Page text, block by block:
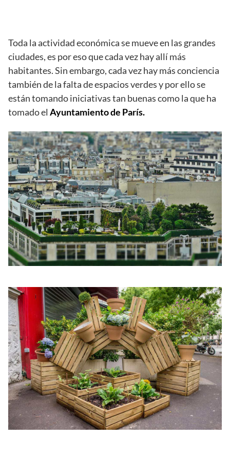
Toda la actividad económica se mueve en las grandes
ciudades, es por eso que cada vez hay allí más
habitantes. Sin embargo, cada vez hay más conciencia
también de la falta de espacios verdes y por ello se
están tomando iniciativas tan buenas como la que ha
tomado el Ayuntamiento de París.